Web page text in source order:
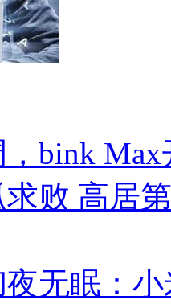
bink
败 高居
无眠：